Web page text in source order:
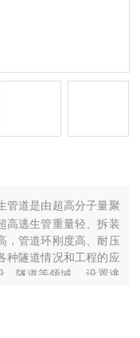
管道是由超高分子量聚
高逃生管重量轻、拆装
，管道环刚度高、耐压
种隧道情况和工程的应
，隧道等领域。 设置逃